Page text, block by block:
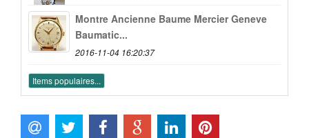
Montre Ancienne Baume Mercier Geneve
Baumatic...
2016-11-04 16:20:37
Items populaires...